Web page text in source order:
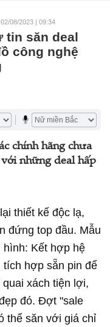
02/08/2023 | 09:34
tin săn deal
công nghệ
chính hãng chưa
những deal hấp
thiết kế độc lạ,
đứng top đầu. Mẫu
hình: Kết hợp hệ
tích hợp sẵn pin để
xách tiện lợi,
đó. Đợt "sale
thể săn với giá chỉ